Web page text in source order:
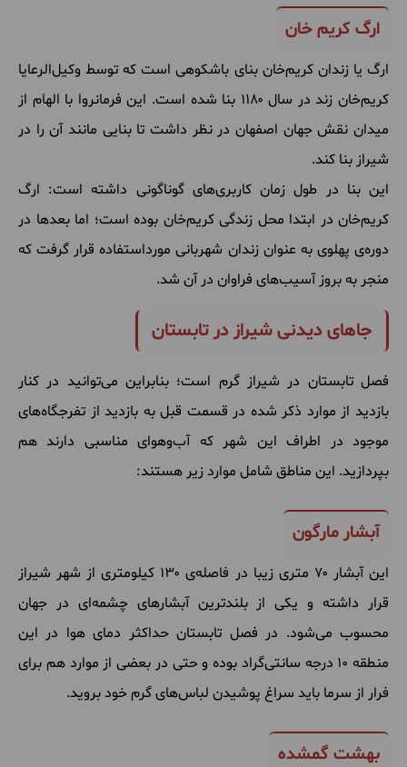
ارگ کریم‌ خان
ارگ یا زندان کریم‌خان بنای باشکوهی است که توسط وکیل‌الرعایا
کریم‌خان زند در سال ۱۱۸۰ بنا شده است. این فرمانروا با الهام از
میدان نقش جهان اصفهان در نظر داشت تا بنایی مانند آن را در
شیراز بنا کند.
این بنا در طول زمان کاربری‌های گوناگونی داشته است: ارگ
کریم‌خان در ابتدا محل زندگی کریم‌خان بوده است؛‌ اما بعدها در
دوره‌ی پهلوی به عنوان زندان شهربانی مورداستفاده قرار گرفت که
منجر به بروز آسیب‌های فراوان در آن شد.
جاهای دیدنی شیراز در تابستان
فصل تابستان در شیراز گرم است؛ بنابراین می‌توانید در کنار
بازدید از موارد ذکر شده در قسمت قبل به بازدید از تفرجگاه‌های
موجود در اطراف این شهر که آب‌وهوای مناسبی دارند هم
بپردازید. این مناطق شامل موارد زیر هستند:
آبشار مارگون
این آبشار ۷۰ متری زیبا در فاصله‌ی ۱۳۰ کیلومتری از شهر شیراز
قرار داشته و یکی از بلندترین آبشارهای چشمه‌ای در جهان
محسوب می‌شود. در فصل تابستان حداکثر دمای هوا در این
منطقه ۱۰ درجه سانتی‌گراد بوده و حتی در بعضی از موارد هم برای
فرار از سرما باید سراغ پوشیدن لباس‌های گرم خود بروید.
بهشت گمشده